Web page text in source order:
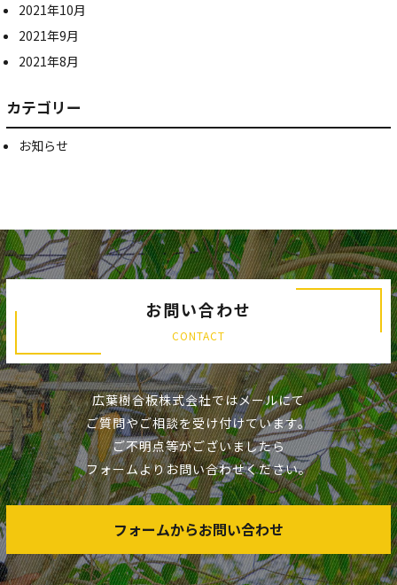
2021年10月
2021年9月
2021年8月
カテゴリー
お知らせ
お問い合わせ
CONTACT
広葉樹合板株式会社ではメールにて
ご質問やご相談を受け付けています。
ご不明点等がございましたら
フォームよりお問い合わせください。
フォームからお問い合わせ